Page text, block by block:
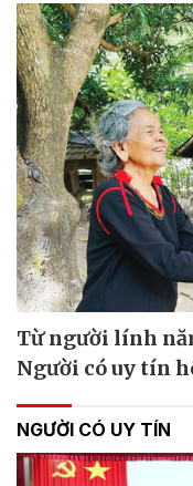
Từ người lính
Người có uy tín
NGƯỜI CÓ UY TÍN